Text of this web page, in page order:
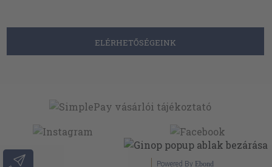
ELÉRHETŐSÉGEINK
Powered By Ebond